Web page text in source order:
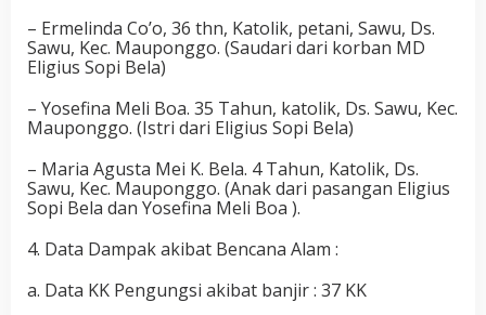
– Ermelinda Co’o, 36 thn, Katolik, petani, Sawu, Ds.
Sawu, Kec. Mauponggo. (Saudari dari korban MD
Eligius Sopi Bela)
– Yosefina Meli Boa. 35 Tahun, katolik, Ds. Sawu, Kec.
Mauponggo. (Istri dari Eligius Sopi Bela)
– Maria Agusta Mei K. Bela. 4 Tahun, Katolik, Ds.
Sawu, Kec. Mauponggo. (Anak dari pasangan Eligius
Sopi Bela dan Yosefina Meli Boa ).
4. Data Dampak akibat Bencana Alam :
a. Data KK Pengungsi akibat banjir : 37 KK